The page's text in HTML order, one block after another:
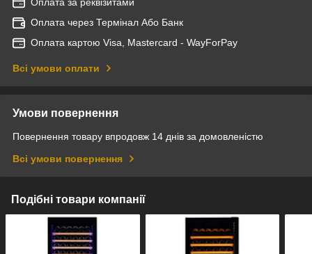
Оплата через Термінал Або Банк
Оплата картою Visa, Mastercard - WayForPay
Всі умови оплати
Умови повернення
Повернення товару впродовж 14 днів за домовленістю
Всі умови повернення
Подібні товари компанії